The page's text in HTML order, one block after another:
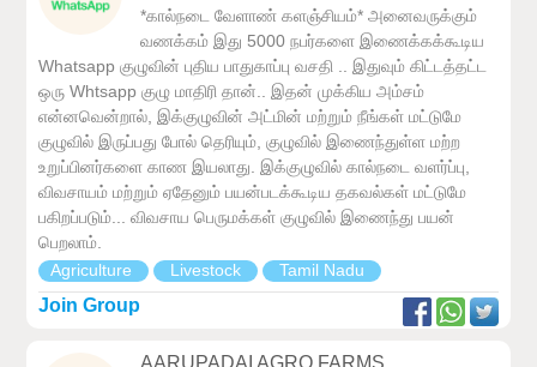
*கால்நடை வேளாண் களஞ்சியம்* அனைவருக்கும்
வணக்கம் இது 5000 நபர்களை இணைக்கக்கூடிய
Whatsapp குழுவின் புதிய பாதுகாப்பு வசதி .. இதுவும் கிட்டத்தட்ட
ஒரு Whtsapp குழு மாதிரி தான்.. இதன் முக்கிய அம்சம்
என்னவென்றால், இக்குழுவின் அட்மின் மற்றும் நீங்கள் மட்டுமே
குழுவில் இருப்பது போல் தெரியும், குழுவில் இணைந்துள்ள மற்ற
உறுப்பினர்களை காண இயலாது. இக்குழுவில் கால்நடை வளர்ப்பு,
விவசாயம் மற்றும் ஏதேனும் பயன்படக்கூடிய தகவல்கள் மட்டுமே
பகிறப்படும்... விவசாய பெருமக்கள் குழுவில் இணைந்து பயன்
பெறலாம்.
Agriculture
Livestock Tamil Nadu
Join Group